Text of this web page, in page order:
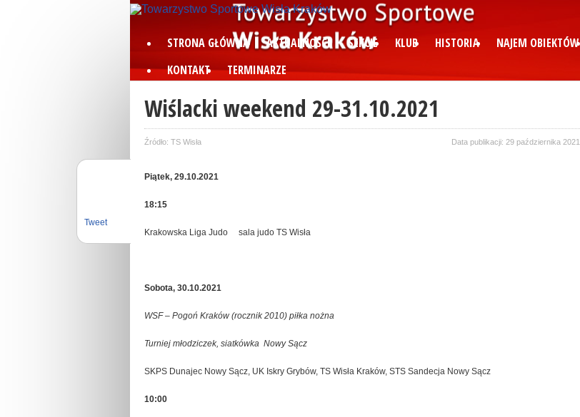
STRONA GŁÓWNA AKTUALNOŚCI SEKCJE KLUB HISTORIA NAJEM OBIEKTÓW
KONTAKT
TERMINARZE
Wiślacki weekend 29-31.10.2021
Źródło: TS Wisła Data publikacji: 29 października 2021
Tweet
Piątek, 29.10.2021
18:15
Krakowska Liga Judo sala judo TS Wisła
Sobota, 30.10.2021
WSF – Pogoń Kraków (rocznik 2010) piłka nożna
Turniej młodziczek, siatkówka Nowy Sącz
SKPS Dunajec Nowy Sącz, UK Iskry Grybów, TS Wisła Kraków, STS Sandecja Nowy Sącz
10:00